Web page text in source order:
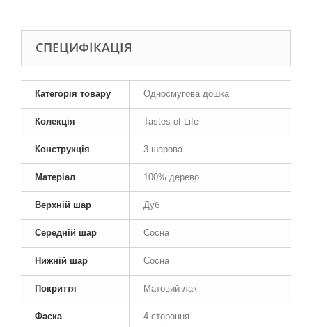
СПЕЦИФІКАЦІЯ
Категорія товару Односмугова дошка
Колекція Tastes of Life
Конструкція 3-шарова
Матеріал 100% дерево
Верхній шар Дуб
Середній шар Сосна
Нижній шар Сосна
Покриття Матовий лак
Фаска 4-стороння